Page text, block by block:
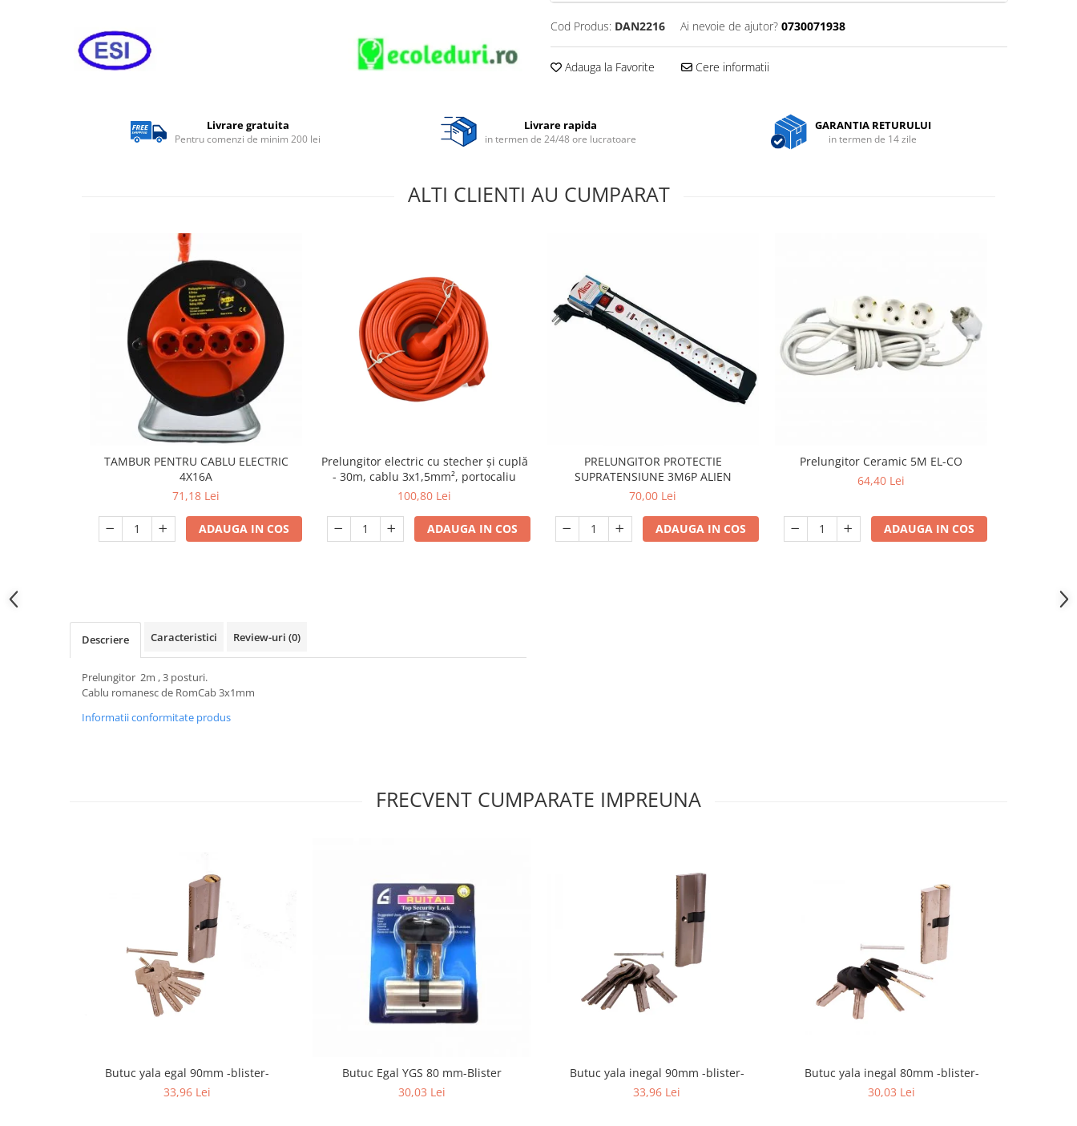
miscare,crepuscular,dulii cu
Alimentatoare/Drivere
Bară alimentare nul
Cablu electric, canal cablu
electrice/Morsete/reglete
Dulii/Dulie adaptor
Prelungitoare/Derulatoare
Starter/Droser
Triplu Stecher
Întrerupătoare/Comutatoare
Scule / utile / sonerii/ rulete
Adezivi si benzi adezive
Chei , clesti , patenti
taiat,accesorii pentru gaurit si
Cod Produs: DAN2216 Ai nevoie de ajutor? 0730071938
Adauga la Favorite Cere informatii
Livrare gratuita
Pentru comenzi de minim 200 lei
Livrare rapida
in termen de 24/48 ore lucratoare
GARANTIA RETURULUI
in termen de 14 zile
ALTI CLIENTI AU CUMPARAT
TAMBUR PENTRU CABLU ELECTRIC
4X16A
71,18 Lei
ADAUGA IN COS
Prelungitor electric cu stecher și cuplă
- 30m, cablu 3x1,5mm², portocaliu
100,80 Lei
ADAUGA IN COS
PRELUNGITOR PROTECTIE
SUPRATENSIUNE 3M6P ALIEN
70,00 Lei
ADAUGA IN COS
Prelungitor Ceramic 5M EL-CO
64,40 Lei
ADAUGA IN COS
Descriere Caracteristici Review-uri (0)
Prelungitor 2m , 3 posturi.
Cablu romanesc de RomCab 3x1mm
Informatii conformitate produs
FRECVENT CUMPARATE IMPREUNA
Butuc yala egal 90mm -blister-
33,96 Lei
Butuc Egal YGS 80 mm-Blister
30,03 Lei
Butuc yala inegal 90mm -blister-
33,96 Lei
Butuc yala inegal 80mm -blister-
30,03 Lei